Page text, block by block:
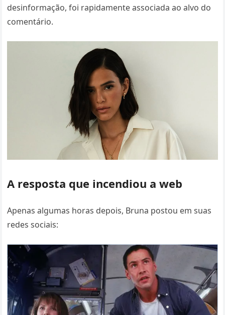
desinformação, foi rapidamente associada ao alvo do
comentário.
A resposta que incendiou a web
Apenas algumas horas depois, Bruna postou em suas
redes sociais: